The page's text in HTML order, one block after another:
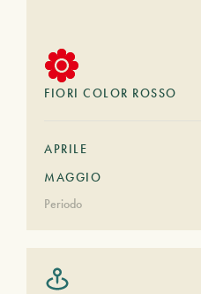
FIORI COLOR ROSSO
APRILE
MAGGIO
Periodo